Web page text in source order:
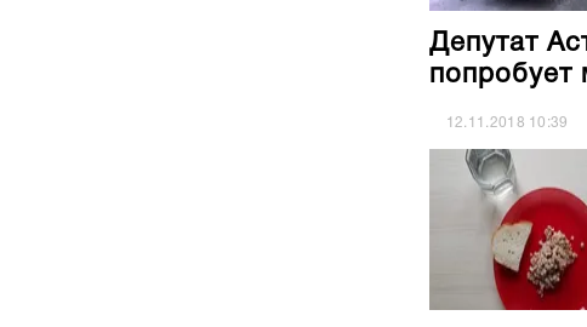
Депутат
попробует
12.11.2018 10:39